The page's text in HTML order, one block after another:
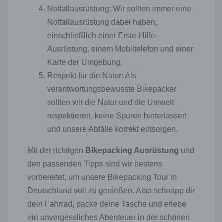
Notfallausrüstung: Wir sollten immer eine
Notfallausrüstung dabei haben,
einschließlich einer Erste-Hilfe-
Ausrüstung, einem Mobiltelefon und einer
Karte der Umgebung.
Respekt für die Natur: Als
verantwortungsbewusste Bikepacker
sollten wir die Natur und die Umwelt
respektieren, keine Spuren hinterlassen
und unsere Abfälle korrekt entsorgen.
Mit der richtigen Bikepacking Ausrüstung und
den passenden Tipps sind wir bestens
vorbereitet, um unsere Bikepacking Tour in
Deutschland voll zu genießen. Also schnapp dir
dein Fahrrad, packe deine Tasche und erlebe
ein unvergessliches Abenteuer in der schönen
Internetseiten und Servern, den individuellen
Browser der betroffenen Person von anderen
Internetbrowsern, die andere Cookies enthalten, zu
unterscheiden. Ein bestimmter Internetbrowser
und identifiziert werden.
Durch den Einsatz von Cookies kann den Nutzern
dieser Internetseite nutzerfreundlichere Services
bereitstellen, die ohne die Cookie-Setzung nicht
möglich wären.
Mittels eines Cookies können die Informationen
und Angebote auf unserer Internetseite im Sinne
ermöglichen uns, wie bereits erwähnt, die Benutzer
dieser Wiedererkennung ist es, den Nutzern die
Verwendung unserer Internetseite zu erleichtern.
Der Benutzer einer Internetseite, die Cookies
Besuch der Internetseite erneut seine
Zugangsdaten eingeben, weil dies von der